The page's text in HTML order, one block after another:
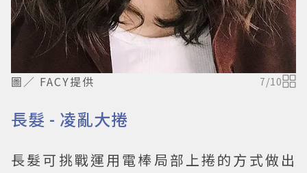
圖／ FACY提供 7/10
長髮 - 凌亂大捲
長髮可挑戰運用電棒局部上捲的方式做出